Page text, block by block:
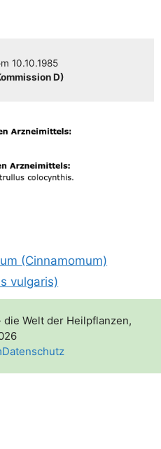
10.10.1985
D)
(Cinnamomum)
vulgaris)
Welt der Heilpflanzen,
Datenschutz